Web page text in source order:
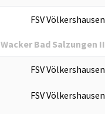
FSV Völkershausen
Wacker Bad Salzungen II
FSV Völkershausen
FSV Völkershausen